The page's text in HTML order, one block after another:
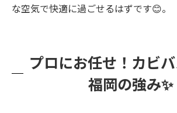
な空気で快適に過ごせるはずです😊。
プロにお任せ！カビ
福岡の強み✨